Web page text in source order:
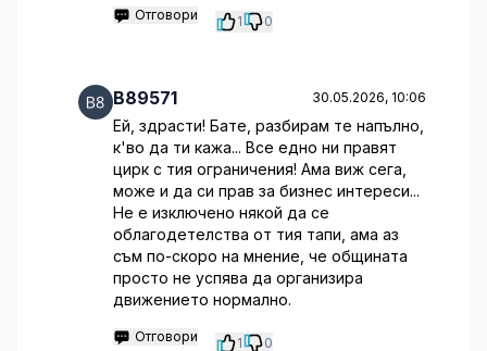
Отговори 1 0
B89571 30.05.2026, 10:06
Ей, здрасти! Бате, разбирам те напълно,
к'во да ти кажа... Все едно ни правят
цирк с тия ограничения! Ама виж сега,
може и да си прав за бизнес интереси...
Не е изключено някой да се
облагодетелства от тия тапи, ама аз
съм по-скоро на мнение, че общината
просто не успява да организира
движението нормално.
Отговори 1 0